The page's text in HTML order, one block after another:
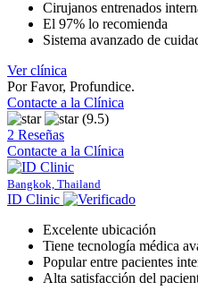
Cirujanos entrenados
El 97% lo recomienda
Sistema avanzado de
Ver clínica
Por Favor, Profundice.
Contacte a la Clínica
(9.5)
2 Reseñas
Contacte a la Clínica
Bangkok, Thailand
ID Clinic
Excelente ubicación
Tiene tecnología médica
Popular entre pacientes
Alta satisfacción del